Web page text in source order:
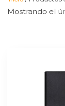
Mostrando el